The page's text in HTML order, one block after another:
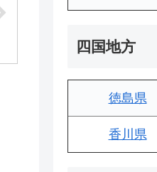
四国地方
徳島県
香川県